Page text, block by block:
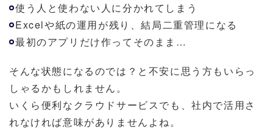
使う人と使わない人に分かれてしまう
Excelや紙の運用が残り、結局二重管理になる
最初のアプリだけ作ってそのまま…
そんな状態になるのでは？と不安に思う方もいらっ
しゃるかもしれません。
いくら便利なクラウドサービスでも、社内で活用さ
れなければ意味がありませんよね。